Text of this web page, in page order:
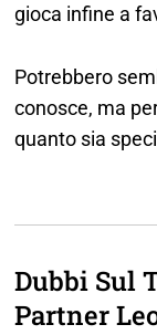
gioca infine a
Potrebbero
conosce, ma
quanto sia
Dubbi Sul
Partner